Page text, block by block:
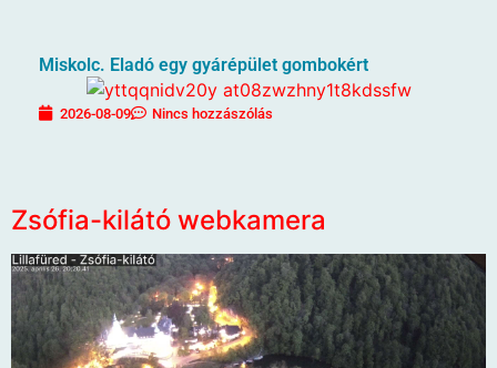
Miskolc. Eladó egy gyárépület gombokért
2026-08-09 Nincs hozzászólás
Zsófia-kilátó webkamera